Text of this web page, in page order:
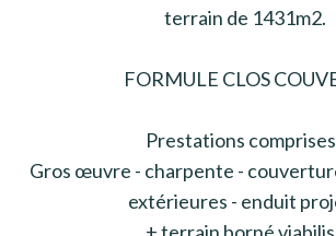
terrain de 1431m2.
FORMULE CLOS
Prestations
Gros œuvre - charpente -
extérieures - enduit
+ terrain borné